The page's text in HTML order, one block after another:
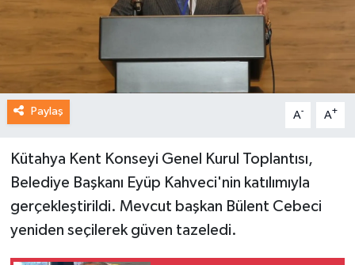
Paylaş A- A+
Kütahya Kent Konseyi Genel Kurul Toplantısı,
Belediye Başkanı Eyüp Kahveci'nin katılımıyla
gerçekleştirildi. Mevcut başkan Bülent Cebeci
yeniden seçilerek güven tazeledi.